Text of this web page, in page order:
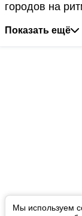
Мы используем
городов на
Показать ещё